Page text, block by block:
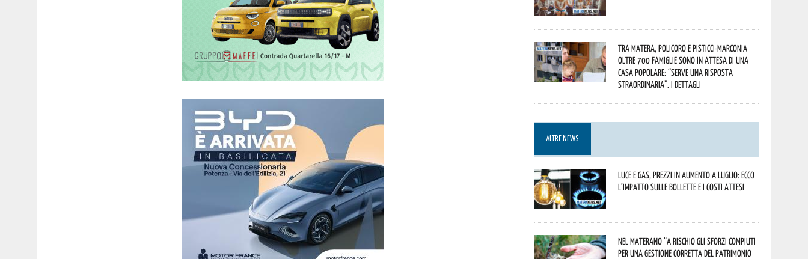
Tra Matera, Policoro e Pisticci-Marconia
oltre 700 famiglie sono in attesa di una
casa popolare: “serve una risposta
straordinaria”. I dettagli
ALTRE NEWS
Luce e gas, prezzi in aumento a luglio: ecco
l’impatto sulle bollette e i costi attesi
Nel materano “a rischio gli sforzi compiuti
per una gestione corretta del patrimonio